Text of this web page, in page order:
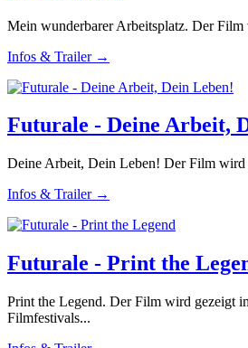
Mein wunderbarer Arbeitsplatz. Der
Infos & Trailer →
Futurale - Deine Arbeit,
Deine Arbeit, Dein Leben! Der Film wird
Infos & Trailer →
Futurale - Print the
Print the Legend. Der Film wird gezeigt
Filmfestivals...